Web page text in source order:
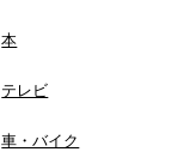
本
テレビ
車・バイク